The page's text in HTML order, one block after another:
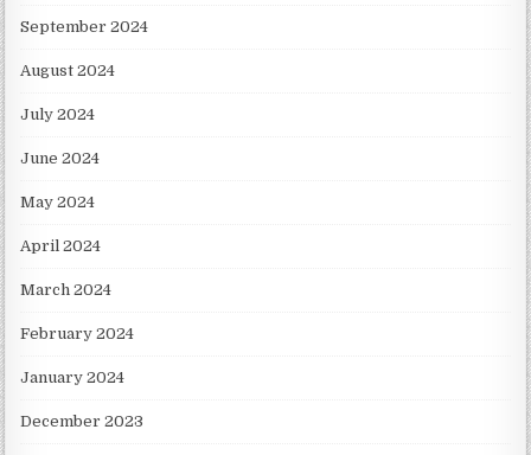
September 2024
August 2024
July 2024
June 2024
May 2024
April 2024
March 2024
February 2024
January 2024
December 2023